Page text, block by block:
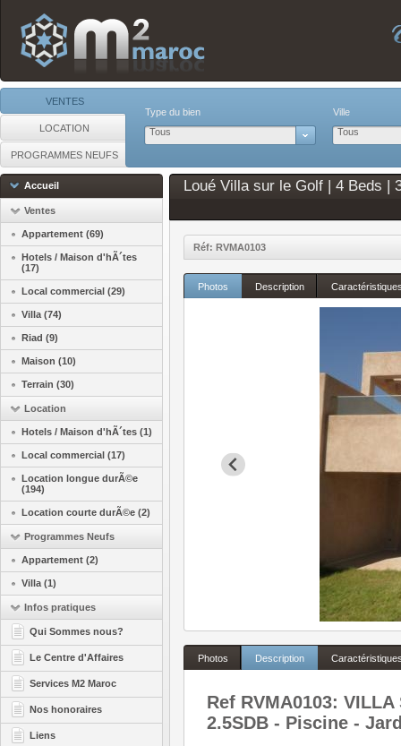
VENTES
LOCATION
PROGRAMMES NEUFS
Type du bien
Tous
Ville
Tous
Accueil
Ventes
Appartement (69)
Hotels / Maison d'hÃ´tes
(17)
Local commercial (29)
Villa (74)
Riad (9)
Maison (10)
Terrain (30)
Location
Hotels / Maison d'hÃ´tes (1)
Local commercial (17)
Location longue durÃ©e
(194)
Location courte durÃ©e (2)
Programmes Neufs
Appartement (2)
Villa (1)
Infos pratiques
Qui Sommes nous?
Le Centre d'Affaires
Services M2 Maroc
Nos honoraires
Liens
Loué Villa sur le Golf | 4 Beds |
Réf: RVMA0103
Photos Description
Photos Description
Ref RVMA0103:
2.5SDB - Piscine -